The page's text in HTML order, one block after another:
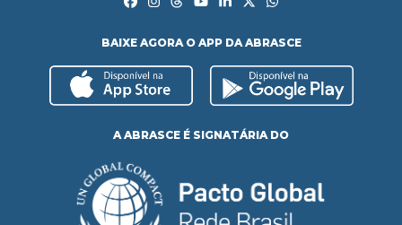
BAIXE AGORA O APP DA ABRASCE
A ABRASCE É SIGNATÁRIA DO